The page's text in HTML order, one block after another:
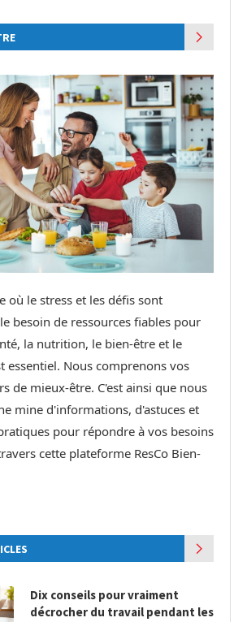
où le stress et les défis sont
besoin de ressources fiables pour
la nutrition, le bien-être et le
essentiel. Nous comprenons vos
de mieux-être. C'est ainsi que nous
mine d'informations, d'astuces et
pour répondre à vos besoins
cette plateforme ResCo Bien-
Dix conseils pour vraiment
décrocher du travail pendant les